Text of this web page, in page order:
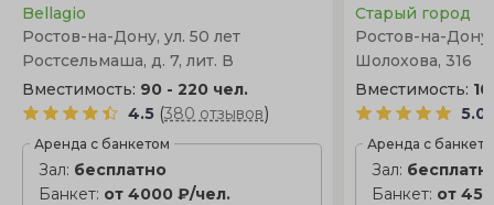
Bellagio
Ростов-на-Дону, ул. 50 лет
Ростсельмаша, д. 7, лит. В
Вместимость: 90 - 220 чел.
4.5 (380 отзывов)
Аренда с банкетом
Зал: бесплатно
Банкет: от 4000 ₽/чел.
Старый город
Ростов-на-
Шолохова, 316
Вместимость:
5.0
Аренда с
Зал:
Банкет: от